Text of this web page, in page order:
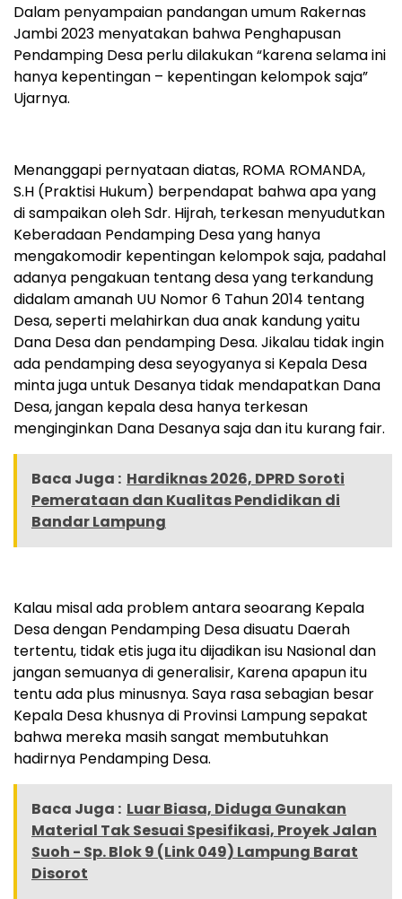
Dalam penyampaian pandangan umum Rakernas
Jambi 2023 menyatakan bahwa Penghapusan
Pendamping Desa perlu dilakukan “karena selama ini
hanya kepentingan – kepentingan kelompok saja”
Ujarnya.
Menanggapi pernyataan diatas, ROMA ROMANDA,
S.H (Praktisi Hukum) berpendapat bahwa apa yang
di sampaikan oleh Sdr. Hijrah, terkesan menyudutkan
Keberadaan Pendamping Desa yang hanya
mengakomodir kepentingan kelompok saja, padahal
adanya pengakuan tentang desa yang terkandung
didalam amanah UU Nomor 6 Tahun 2014 tentang
Desa, seperti melahirkan dua anak kandung yaitu
Dana Desa dan pendamping Desa. Jikalau tidak ingin
ada pendamping desa seyogyanya si Kepala Desa
minta juga untuk Desanya tidak mendapatkan Dana
Desa, jangan kepala desa hanya terkesan
menginginkan Dana Desanya saja dan itu kurang fair.
Baca Juga : Hardiknas 2026, DPRD Soroti
Pemerataan dan Kualitas Pendidikan di
Bandar Lampung
Kalau misal ada problem antara seoarang Kepala
Desa dengan Pendamping Desa disuatu Daerah
tertentu, tidak etis juga itu dijadikan isu Nasional dan
jangan semuanya di generalisir, Karena apapun itu
tentu ada plus minusnya. Saya rasa sebagian besar
Kepala Desa khusnya di Provinsi Lampung sepakat
bahwa mereka masih sangat membutuhkan
hadirnya Pendamping Desa.
Baca Juga : Luar Biasa, Diduga Gunakan
Material Tak Sesuai Spesifikasi, Proyek Jalan
Suoh - Sp. Blok 9 (Link 049) Lampung Barat
Disorot